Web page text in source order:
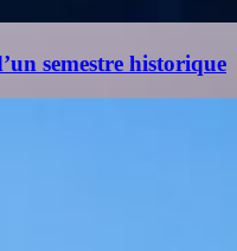
semestre historique